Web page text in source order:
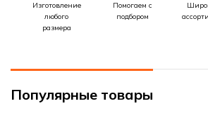
Изготовление
любого
размера
Помогаем с
подбором
Популярные товары